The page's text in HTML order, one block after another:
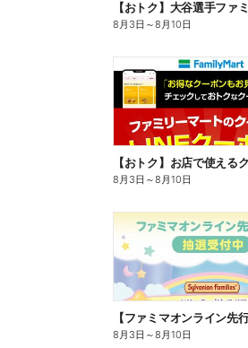
8月3日 ～8月10日
8月3日 ～8月10日
8月3日 ～8月10日